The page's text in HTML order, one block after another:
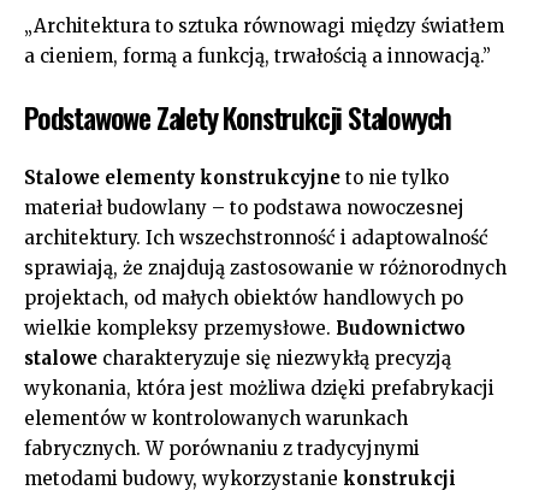
„Architektura to sztuka równowagi między światłem
a cieniem, formą a funkcją, trwałością a innowacją.”
Podstawowe Zalety Konstrukcji Stalowych
Stalowe elementy konstrukcyjne to nie tylko
materiał budowlany – to podstawa nowoczesnej
architektury. Ich wszechstronność i adaptowalność
sprawiają, że znajdują zastosowanie w różnorodnych
projektach, od małych obiektów handlowych po
wielkie kompleksy przemysłowe. Budownictwo
stalowe charakteryzuje się niezwykłą precyzją
wykonania, która jest możliwa dzięki prefabrykacji
elementów w kontrolowanych warunkach
fabrycznych. W porównaniu z tradycyjnymi
metodami budowy, wykorzystanie konstrukcji